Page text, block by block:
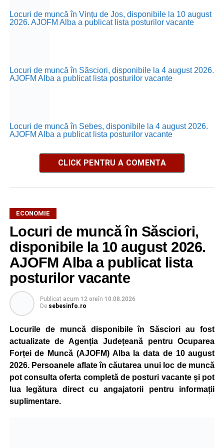
Locuri de muncă în Vințu de Jos, disponibile la 10 august
2026. AJOFM Alba a publicat lista posturilor vacante
Locuri de muncă în Săsciori, disponibile la 4 august 2026.
AJOFM Alba a publicat lista posturilor vacante
Locuri de muncă în Sebeș, disponibile la 4 august 2026.
AJOFM Alba a publicat lista posturilor vacante
CLICK PENTRU A COMENTA
ECONOMIE
Locuri de muncă în Săsciori,
disponibile la 10 august 2026.
AJOFM Alba a publicat lista
posturilor vacante
Publicat acum 12 oreîn 10.08.2026
De sebesinfo.ro
Locurile de muncă disponibile în Săsciori au fost
actualizate de Agenția Județeană pentru Ocuparea
Forței de Muncă (AJOFM) Alba la data de 10 august
2026. Persoanele aflate în căutarea unui loc de muncă
pot consulta oferta completă de posturi vacante și pot
lua legătura direct cu angajatorii pentru informații
suplimentare.